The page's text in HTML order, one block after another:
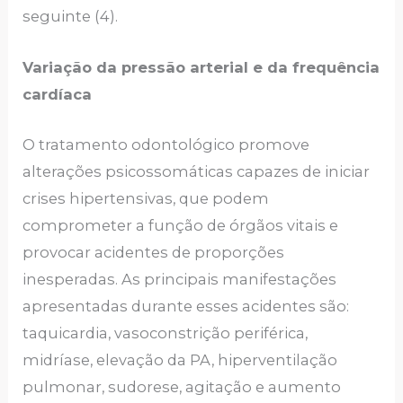
seguinte (4).
Variação da pressão arterial e da frequência
cardíaca
O tratamento odontológico promove
alterações psicossomáticas capazes de iniciar
crises hipertensivas, que podem
comprometer a função de órgãos vitais e
provocar acidentes de proporções
inesperadas. As principais manifestações
apresentadas durante esses acidentes são:
taquicardia, vasoconstrição periférica,
midríase, elevação da PA, hiperventilação
pulmonar, sudorese, agitação e aumento